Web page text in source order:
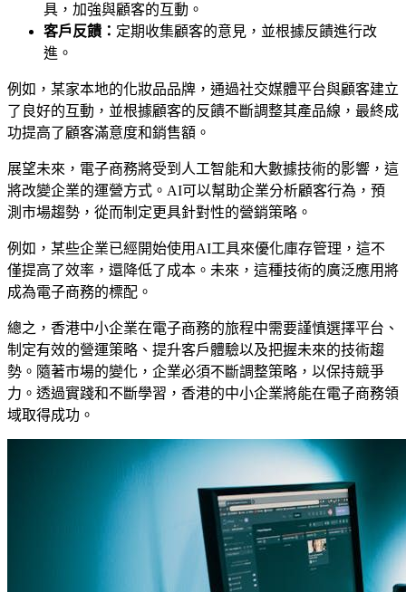
具，加強與顧客的互動。
客戶反饋： 定期收集顧客的意見，並根據反饋進行改
進。
例如，某家本地的化妝品品牌，通過社交媒體平台與顧客建立
了良好的互動，並根據顧客的反饋不斷調整其產品線，最終成
功提高了顧客滿意度和銷售額。
展望未來，電子商務將受到人工智能和大數據技術的影響，這
將改變企業的運營方式。AI可以幫助企業分析顧客行為，預
測市場趨勢，從而制定更具針對性的營銷策略。
例如，某些企業已經開始使用AI工具來優化庫存管理，這不
僅提高了效率，還降低了成本。未來，這種技術的廣泛應用將
成為電子商務的標配。
總之，香港中小企業在電子商務的旅程中需要謹慎選擇平台、
制定有效的營運策略、提升客戶體驗以及把握未來的技術趨
勢。隨著市場的變化，企業必須不斷調整策略，以保持競爭
力。透過實踐和不斷學習，香港的中小企業將能在電子商務領
域取得成功。